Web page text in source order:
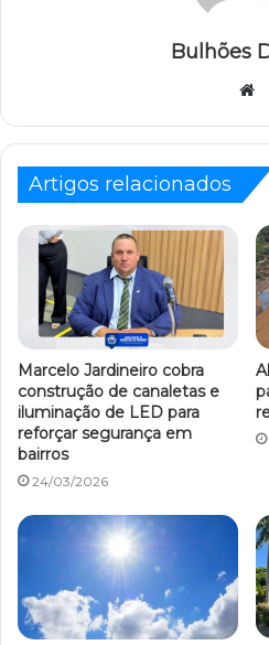
Bulhões
Artigos relacionados
Marcelo Jardineiro cobra
construção de canaletas e
iluminação de LED para
reforçar segurança em
bairros
24/03/2026